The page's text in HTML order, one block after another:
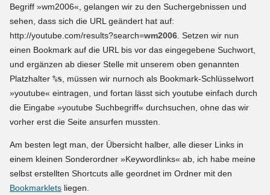
Begriff »wm2006«, gelangen wir zu den Suchergebnissen und
sehen, dass sich die URL geändert hat auf:
http://youtube.com/results?search=wm2006 . Setzen wir nun
einen Bookmark auf die URL bis vor das eingegebene Suchwort,
und ergänzen ab dieser Stelle mit unserem oben genannten
Platzhalter %s , müssen wir nurnoch als Bookmark-Schlüsselwort
»youtube« eintragen, und fortan lässt sich youtube einfach durch
die Eingabe »youtube Suchbegriff« durchsuchen, ohne das wir
vorher erst die Seite ansurfen mussten.
Am besten legt man, der Übersicht halber, alle dieser Links in
einem kleinen Sonderordner »Keywordlinks« ab, ich habe meine
selbst erstellten Shortcuts alle geordnet im Ordner mit den
Bookmarklets liegen.